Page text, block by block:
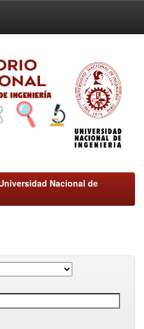
Nacional de